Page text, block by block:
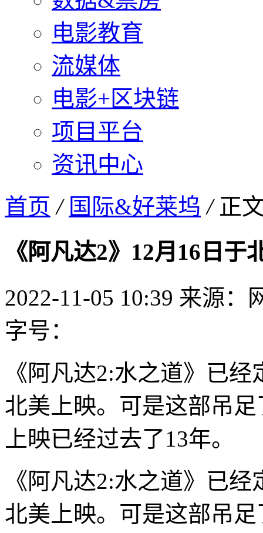
电影教育
流媒体
电影+区块链
项目平台
资讯中心
首页 / 国际&好莱坞 / 正
《阿凡达2》12月16日
2022-11-05 10:39 来源：
字号：
《阿凡达2:水之道》已
北美上映。可是这部吊
上映已经过去了13年。
《阿凡达2:水之道》已
北美上映。可是这部吊